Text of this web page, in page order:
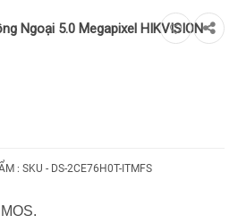
Ngoại 5.0 Megapixel HIKVISION
: SKU - DS-2CE76H0T-ITMFS